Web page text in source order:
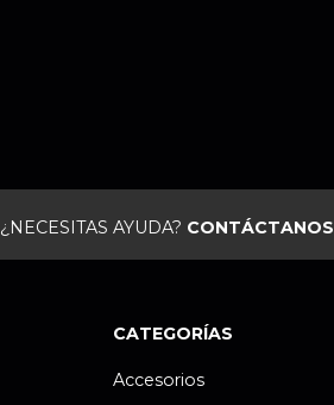
¿NECESITAS AYUDA? CONTÁCTANOS
CATEGORÍAS
Accesorios